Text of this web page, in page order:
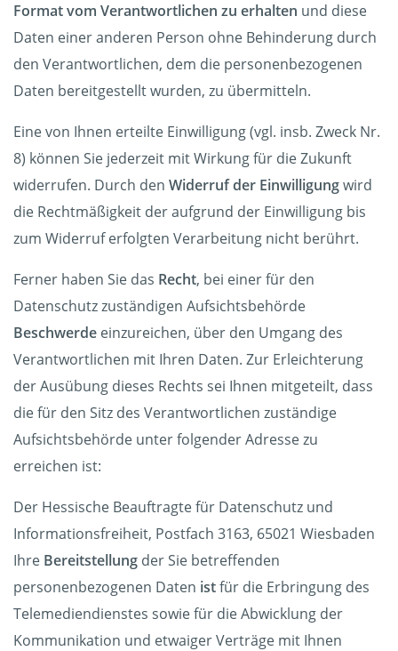
Format vom Verantwortlichen zu erhalten und diese
Daten einer anderen Person ohne Behinderung durch
den Verantwortlichen, dem die personenbezogenen
Daten bereitgestellt wurden, zu übermitteln.
Eine von Ihnen erteilte Einwilligung (vgl. insb. Zweck Nr.
8) können Sie jederzeit mit Wirkung für die Zukunft
widerrufen. Durch den Widerruf der Einwilligungwird
die Rechtmäßigkeit der aufgrund der Einwilligung bis
zum Widerruf erfolgten Verarbeitung nicht berührt.
Ferner haben Sie das Recht, bei einer für den
Datenschutz zuständigen Aufsichtsbehörde
Beschwerde einzureichen, über den Umgang des
Verantwortlichen mit Ihren Daten. Zur Erleichterung
der Ausübung dieses Rechts sei Ihnen mitgeteilt, dass
die für den Sitz des Verantwortlichen zuständige
Aufsichtsbehörde unter folgender Adresse zu
erreichen ist:
Der Hessische Beauftragte für Datenschutz und
Informationsfreiheit, Postfach 3163, 65021 Wiesbaden
Ihre Bereitstellung der Sie betreffenden
personenbezogenen Daten istfür die Erbringung des
Telemediendienstes sowie für die Abwicklung der
Kommunikation und etwaiger Verträge mit Ihnen